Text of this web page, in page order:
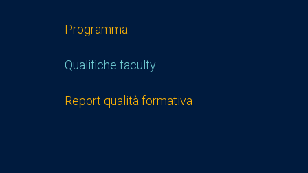
Programma
Qualifiche faculty
Report qualità formativa